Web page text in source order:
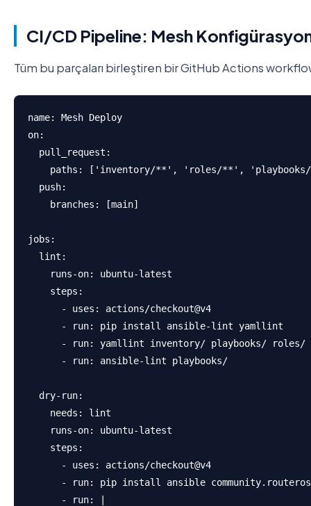
CI/CD Pipeline: Mesh
Tüm bu parçaları birleştiren bir GitHub Actions
name: Mesh Deploy
on:
  pull_request:
paths: ['inventory/**', 'roles/**',
  push:
    branches: [main]
jobs:
  lint:
    runs-on: ubuntu-latest
    steps:
      - uses: actions/checkout@v4
      - run: pip install ansible-lint yamllint
      - run: yamllint inventory/ playbooks/ roles/
      - run: ansible-lint playbooks/
  dry-run:
    needs: lint
    runs-on: ubuntu-latest
    steps:
      - uses: actions/checkout@v4
      - run: pip install ansible community.routeros
      - run: |